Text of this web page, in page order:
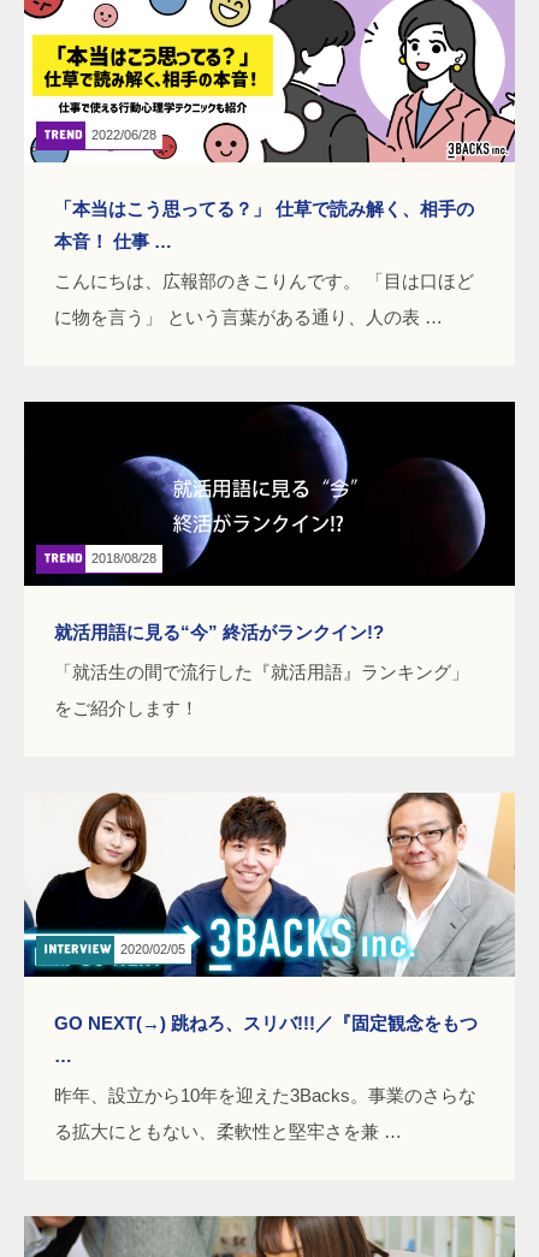
2022/06/28
「本当はこう思ってる？」 仕草で読み解く、相手の
本音！ 仕事 …
こんにちは、広報部のきこりんです。 「目は口ほど
に物を言う」 という言葉がある通り、人の表 …
2018/08/28
就活用語に見る“今” 終活がランクイン!?
「就活生の間で流行した『就活用語』ランキング」
をご紹介します！
2020/02/05
GO NEXT(→) 跳ねろ、スリバ!!!／『固定観念をもつ
…
昨年、設立から10年を迎えた3Backs。事業のさらな
る拡大にともない、柔軟性と堅牢さを兼 …